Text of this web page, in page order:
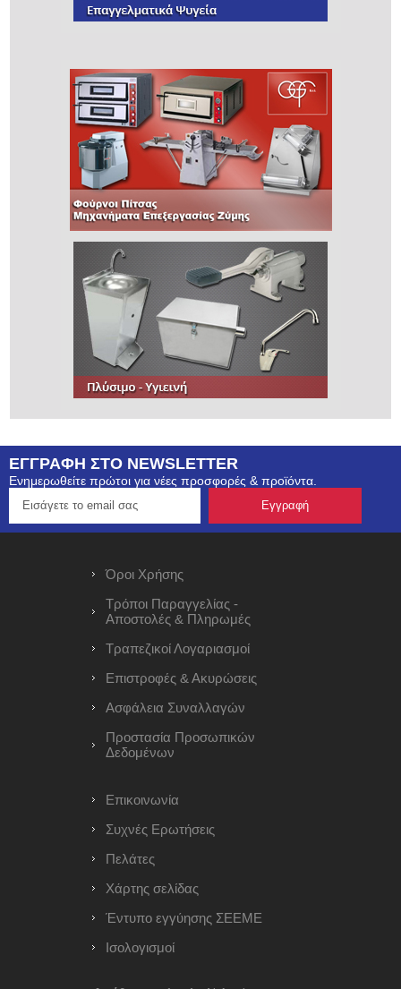
ΕΓΓΡΑΦΗ ΣΤΟ NEWSLETTER
Ενημερωθείτε πρώτοι για νέες προσφορές & προϊόντα.
Όροι Χρήσης
Τρόποι Παραγγελίας -
Αποστολές & Πληρωμές
Τραπεζικοί Λογαριασμοί
Επιστροφές & Ακυρώσεις
Ασφάλεια Συναλλαγών
Προστασία Προσωπικών
Δεδομένων
Επικοινωνία
Συχνές Ερωτήσεις
Πελάτες
Χάρτης σελίδας
Έντυπο εγγύησης ΣΕΕΜΕ
Ισολογισμοί